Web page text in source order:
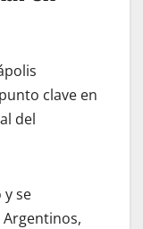
clave en
del
y se